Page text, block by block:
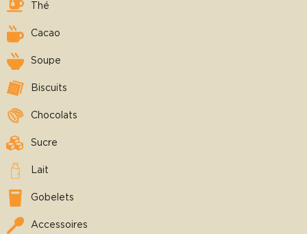
Thé
Cacao
Soupe
Biscuits
Chocolats
Sucre
Lait
Gobelets
Accessoires